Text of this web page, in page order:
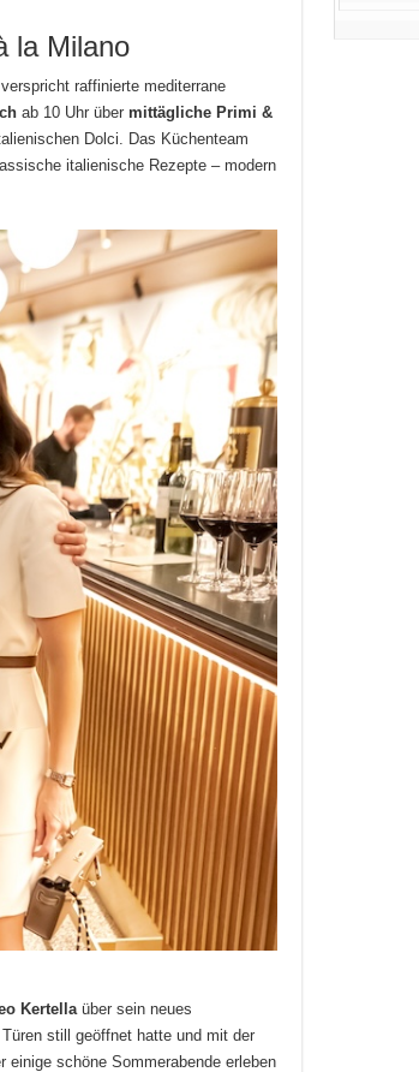
la Milano
raffinierte mediterrane
ab 10 Uhr über mittägliche Primi &
Dolci. Das Küchenteam
italienische Rezepte – modern
Kertellaüber sein neues
still geöffnet hatte und mit der
einige schöne Sommerabende erleben